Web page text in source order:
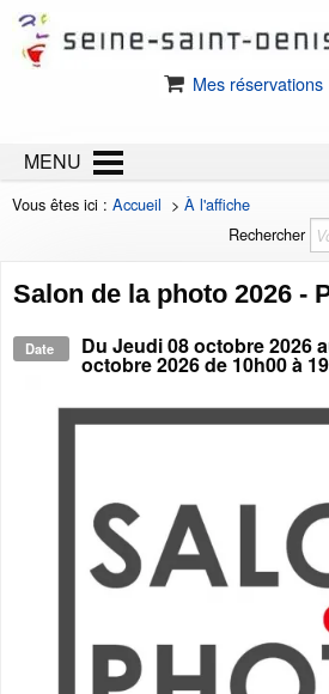
Mes réservations
MENU
Vous êtes ici : Accueil > À l'affiche
Rechercher
Salon de la photo 2026 -
Date Du Jeudi 08 octobre 2026
octobre 2026de 10h00 à